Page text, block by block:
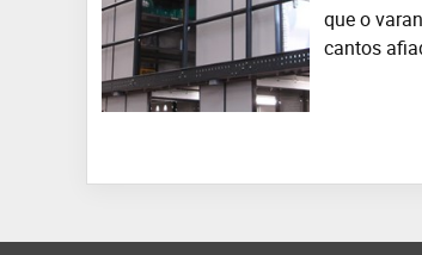
que o
cantos